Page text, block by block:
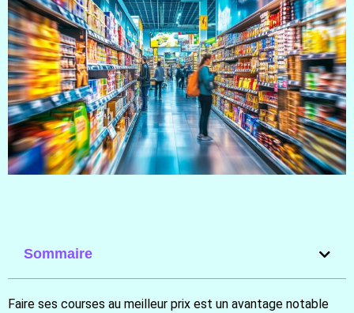
Sommaire
Faire ses courses au meilleur prix est un avantage notable